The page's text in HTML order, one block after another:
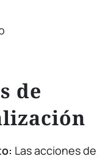
de
Las acciones de